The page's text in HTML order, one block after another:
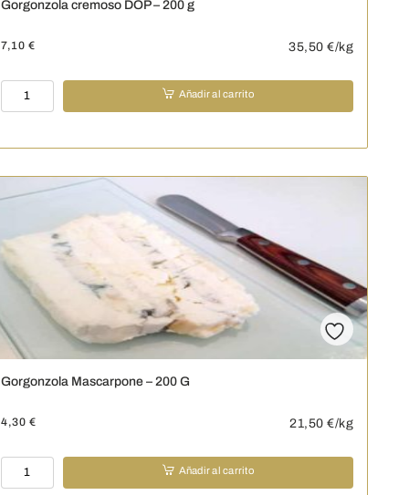
Gorgonzola cremoso DOP – 200 g
7,10 € 35,50 €/kg
Gorgonzola
cremoso
-
cantidad
Añadir al carrito
Gorgonzola Mascarpone – 200 G
4,30 € 21,50 €/kg
Gorgonzola
Mascarpone
Añadir al carrito